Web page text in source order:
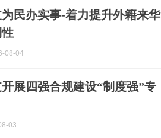
民办实事-着力提升外籍来华
08-04
展四强合规建设“制度强”专
03